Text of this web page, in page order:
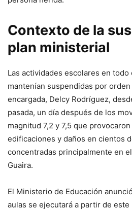
Contexto de la
plan ministerial
Las actividades escolares en
mantenían suspendidas por
encargada, Delcy Rodríguez,
pasada, un día después de los
magnitud 7,2 y 7,5 que
edificaciones y daños en cientos
concentradas principalmente en
Guaira.
El Ministerio de Educación
aulas se ejecutará a partir de